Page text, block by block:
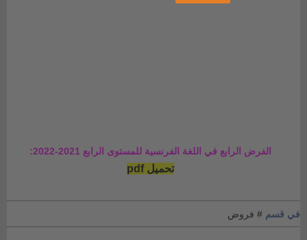
الفرض الرابع في اللغة الفرنسية للمستوى الرابع 2021-2022:
تحميل pdf
في قسم # فروض